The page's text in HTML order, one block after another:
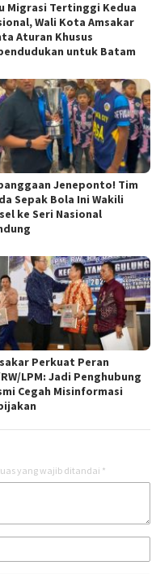
Migrasi Tertinggi Kedua
Wali Kota Amsakar
Aturan Khusus
untuk Batam
Jeneponto! Tim
Sepak Bola Ini Wakili
ke Seri Nasional
Perkuat Peran
LPM: Jadi Penghubung
Cegah Misinformasi
yang wajib ditandai *